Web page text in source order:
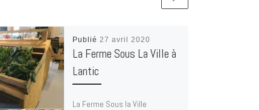
Publié 27 avril 2020
La Ferme Sous La Ville à
Lantic
La Ferme Sous la Ville